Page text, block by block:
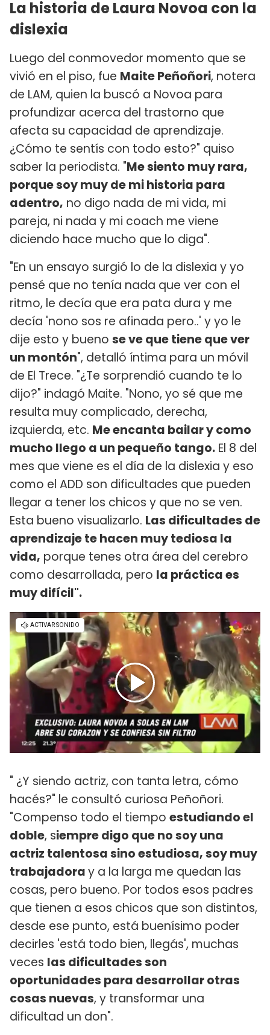
La historia de Laura Novoa con la
dislexia
Luego del conmovedor momento que se
vivió en el piso, fue Maite Peñoñori, notera
de LAM, quien la buscó a Novoa para
profundizar acerca del trastorno que
afecta su capacidad de aprendizaje.
¿Cómo te sentís con todo esto?" quiso
saber la periodista. "Me siento muy rara,
porque soy muy de mi historia para
adentro, no digo nada de mi vida, mi
pareja, ni nada y mi coach me viene
diciendo hace mucho que lo diga".
"En un ensayo surgió lo de la dislexia y yo
pensé que no tenía nada que ver con el
ritmo, le decía que era pata dura y me
decía 'nono sos re afinada pero..' y yo le
dije esto y bueno se ve que tiene que ver
un montón", detalló íntima para un móvil
de El Trece. "¿Te sorprendió cuando te lo
dijo?" indagó Maite. "Nono, yo sé que me
resulta muy complicado, derecha,
izquierda, etc. Me encanta bailar y como
mucho llego a un pequeño tango. El 8 del
mes que viene es el día de la dislexia y eso
como el ADD son dificultades que pueden
llegar a tener los chicos y que no se ven.
Esta bueno visualizarlo. Las dificultades de
aprendizaje te hacen muy tediosa la
vida, porque tenes otra área del cerebro
como desarrollada, pero la práctica es
muy difícil".
" ¿Y siendo actriz, con tanta letra, cómo
hacés?" le consultó curiosa Peñoñori.
"Compenso todo el tiempo estudiando el
doble, siempre digo que no soy una
actriz talentosa sino estudiosa, soy muy
trabajadoray a la larga me quedan las
cosas, pero bueno. Por todos esos padres
que tienen a esos chicos que son distintos,
desde ese punto, está buenísimo poder
decirles 'está todo bien, llegás', muchas
veces las dificultades son
oportunidades para desarrollar otras
cosas nuevas, y transformar una
dificultad un don".